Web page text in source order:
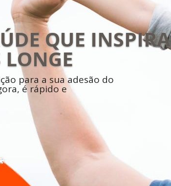
QUE INSPIRA
para a sua adesão do
é rápido e